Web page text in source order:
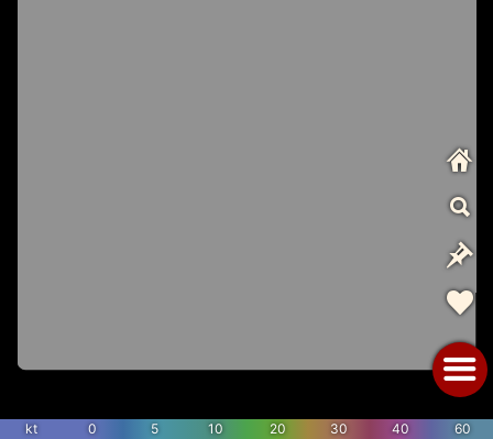
kt 0 5 10 20 30 40 60